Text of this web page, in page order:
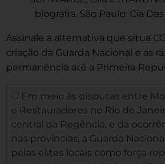
biografia. São Paulo: Cia
Assinale a alternativa que situa
criação da Guarda Nacional e as
permanência até a Primeira
Em meio às disputas entre
e Restauradores no Rio de
central da Regência, e da
nas províncias, a Guarda
pelas elites locais como força